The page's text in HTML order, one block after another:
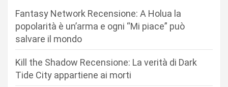
Fantasy Network Recensione: A Holua la
popolarità è un’arma e ogni “Mi piace” può
salvare il mondo
Kill the Shadow Recensione: La verità di Dark
Tide City appartiene ai morti